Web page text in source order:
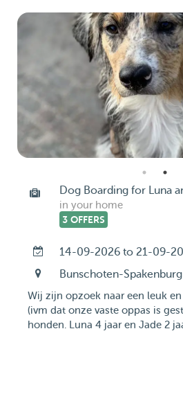
Dog Boarding for Luna
in your home
3 OFFERS
14-09-2026 to 21-09-
Bunschoten-Spakenburg
Wij zijn opzoek naar een leuk
(ivm dat onze vaste oppas is
honden. Luna 4 jaar en Jade 2